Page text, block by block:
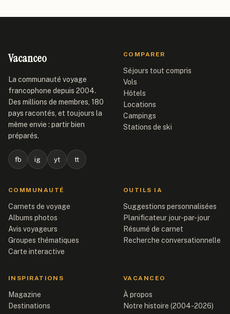
Vacanceo
La communauté voyage
francophone depuis 2004.
Des millions de membres, 180
pays racontés, et toujours la
même envie : partir bien
préparés.
fb ig yt tt
COMPARER
Séjours tout compris
Vols
Hôtels
Locations
Campings
Stations de ski
COMMUNAUTÉ
Carnets de voyage
Albums photos
Avis voyageurs
Groupes thématiques
Carte interactive
OUTILS IA
Suggestions personnalisées
Planificateur jour-par-jour
Résumé de carnet
Recherche conversationnelle
INSPIRATIONS
Magazine
Destinations
VACANCEO
À propos
Notre histoire (2004-2026)